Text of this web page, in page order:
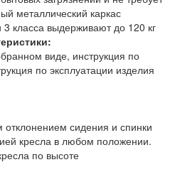
металлический каркас
класса выдерживают до 120 кг
виде, инструкция по
по эксплуатации изделия
сидения и спинки
кресла в любом положении.
по высоте